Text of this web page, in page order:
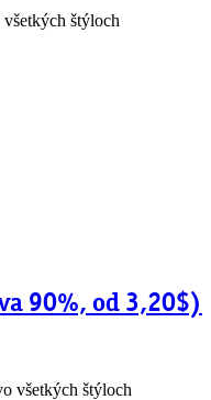
vo všetkých štýloch
90%, od 3,20$)
vo všetkých štýloch